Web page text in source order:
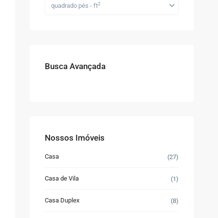
quadrado pés - ft2
Busca Avançada
Nossos Imóveis
Casa (27)
Casa de Vila (1)
Casa Duplex (8)